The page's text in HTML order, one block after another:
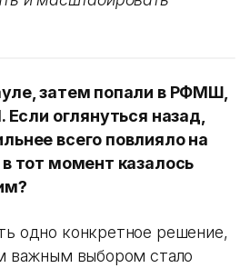
затем попали в РФМШ,
оглянуться назад,
всего повлияло на
тот момент казалось
одно конкретное решение,
важным выбором стало